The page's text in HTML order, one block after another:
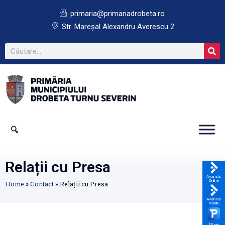
primaria@primariadrobeta.ro
Str. Mareșal Alexandru Averescu 2
Relații cu Presa
Home »Contact »Relații cu Presa
Avansis
Online
Avansis
Mobile